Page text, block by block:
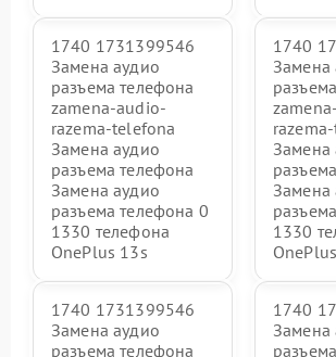
1740 1731399546
Замена аудио
разъема телефона
zamena-audio-
razema-telefona
Замена аудио
разъема телефона
Замена аудио
разъема телефона 0
1330 телефона
OnePlus 13s
1740
Замена
Замена
Замена
1330
1740 1731399546
Замена аудио
разъема телефона
1740
Замена